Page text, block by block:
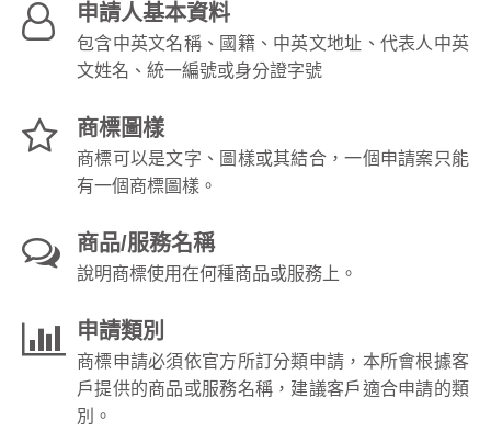
申請人基本資料
包含中英文名稱、國籍、中英文地址、代表人中英
文姓名、統一編號或身分證字號
商標圖樣
商標可以是文字、圖樣或其結合，一個申請案只能
有一個商標圖樣。
商品/服務名稱
說明商標使用在何種商品或服務上。
申請類別
商標申請必須依官方所訂分類申請，本所會根據客
戶提供的商品或服務名稱，建議客戶適合申請的類
別。